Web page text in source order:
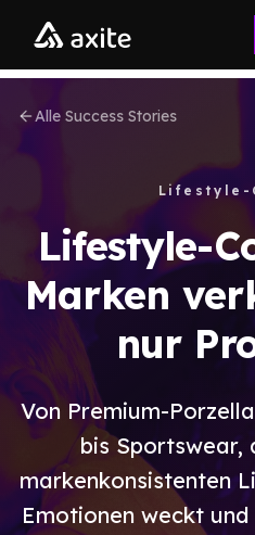
Alle Success Stories
Lifestyle-
Lifestyle-
Marken
nur
Von Premium-
bis
markenkonsistenten
Emotionen weckt